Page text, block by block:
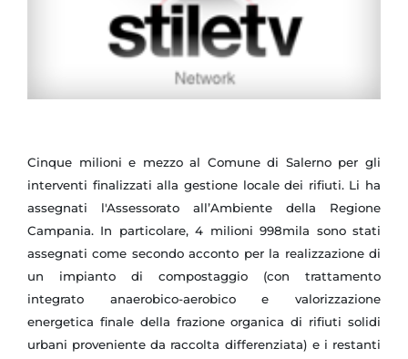
Cinque milioni e mezzo al Comune di Salerno per gli
interventi finalizzati alla gestione locale dei rifiuti. Li ha
assegnati l'Assessorato all’Ambiente della Regione
Campania. In particolare, 4 milioni 998mila sono stati
assegnati come secondo acconto per la realizzazione di
un impianto di compostaggio (con trattamento
integrato anaerobico-aerobico e valorizzazione
energetica finale della frazione organica di rifiuti solidi
urbani proveniente da raccolta differenziata) e i restanti